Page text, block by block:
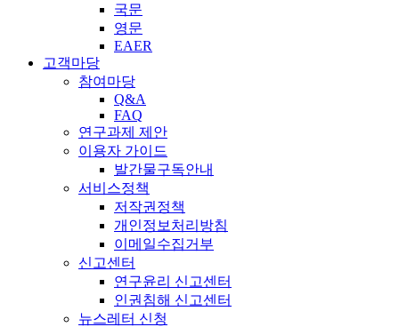
국문
영문
EAER
고객마당
참여마당
Q&A
FAQ
연구과제 제안
이용자 가이드
발간물구독안내
서비스정책
저작권정책
개인정보처리방침
이메일수집거부
신고센터
연구윤리 신고센터
인권침해 신고센터
뉴스레터 신청